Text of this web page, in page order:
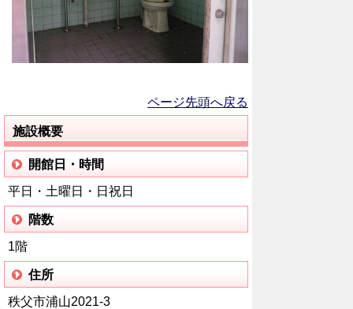
ページ先頭へ戻る
施設概要
開館日・時間
平日・土曜日・日祝日
階数
1階
住所
秩父市浦山2021-3